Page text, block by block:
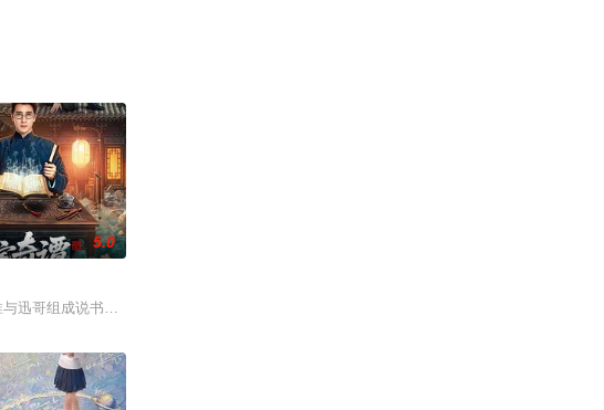
楠推向不死不休的对立绝
重背叛。她从恨意中涅槃重生，借私生女桑落的身份入住程家
5.0
迅哥组成说书班子，偶遇“白天人住屋，晚上鬼占房”的阴阳宅，江淮被掳走配“阴婚”。他与女